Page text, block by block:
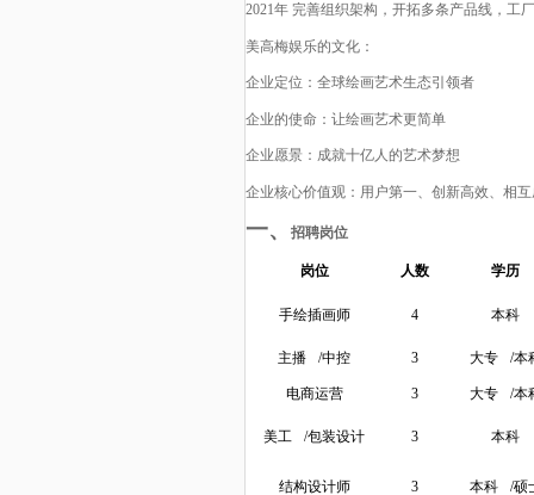
2021年 完善组织架构，开拓多条产品线，工
美高梅娱乐的文化 ：
企业定位：全球绘画艺术生态引领者
企业的使命：让绘画艺术更简单
企业愿景：成就十亿人的艺术梦想
企业核心价值观：用户第一、创新高效、相
一、 招聘岗位
岗位 人数 学历
手绘插画师 4 本科
主播 /中控 3 大专 /本
电商运营 3 大专 /本
美工 /包装设计 3 本科
结构设计师 3 本科 /硕